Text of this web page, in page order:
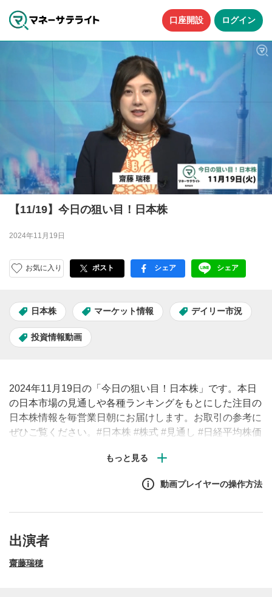
口座開設 ログイン
【11/19】今日の狙い目！日本株
2024年11月19日
お気に入り ポスト facebook
シェア LINE
シェア
日本株 マーケット情報 デイリー市況
投資情報動画
2024年11月19日の「今日の狙い目！日本株」です。本日
の日本市場の見通しや各種ランキングをもとにした注目の
日本株情報を毎営業日朝にお届けします。お取引の参考に
ぜひご覧ください。#日本株 #株式 #見通し #日経平均株価
動画プレイヤーの操作方法
出演者
齋藤瑞穂